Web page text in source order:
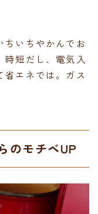
ちいちやかんでお
時短だし、電気入
省エネでは。ガス
のモチベUP